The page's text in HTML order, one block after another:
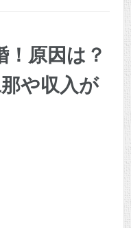
原因は？
や収入が